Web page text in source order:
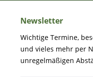
Newsletter
Wichtige Termine,
und vieles mehr per
unregelmäßigen